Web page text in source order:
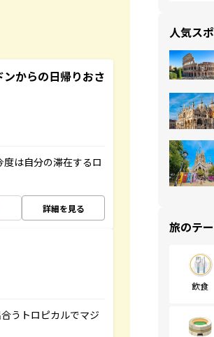
からの日帰りおさ
は自分の滞在するロ
詳細を見る
うトロピカルでマジ
人気ス
旅のテ
飲食